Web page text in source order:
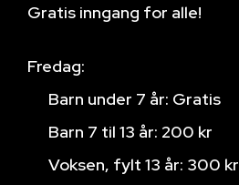
Gratis inngang for alle!
Fredag:
Barn under 7 år: Gratis
Barn 7 til 13 år: 200 kr
Voksen, fylt 13 år: 300 kr